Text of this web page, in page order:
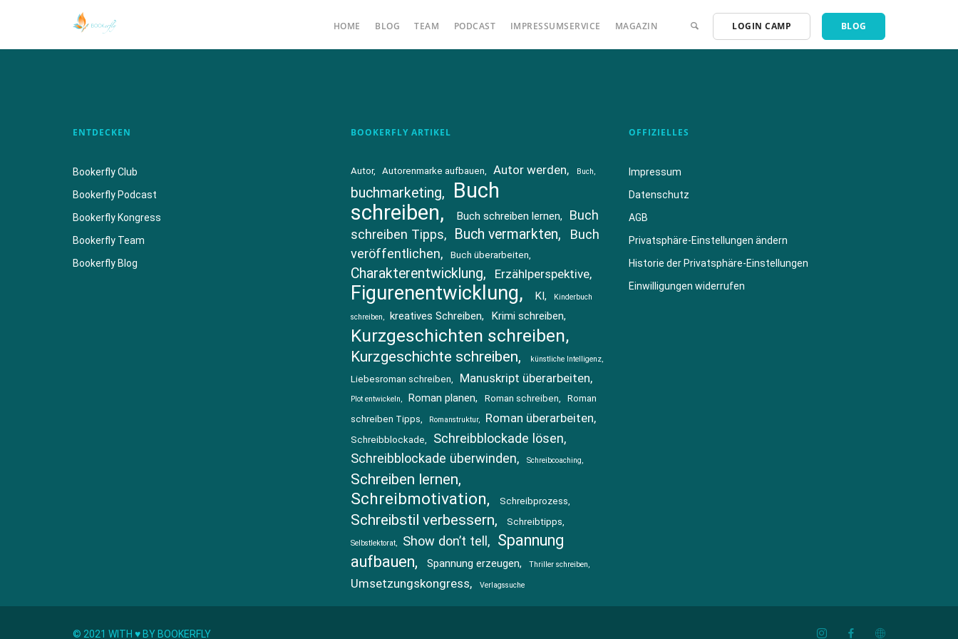
HOME BLOG TEAM PODCAST IMPRESSUMSERVICE MAGAZIN LOGIN CAMP BLOG
ENTDECKEN
Bookerfly Club
Bookerfly Podcast
Bookerfly Kongress
Bookerfly Team
Bookerfly Blog
BOOKERFLY ARTIKEL
Autor Autorenmarke aufbauen Autor werden Buch
buchmarketing
Buch
schreiben
Buch schreiben lernen
Buch
schreiben Tipps
Buch vermarkten
Buch
veröffentlichen
Buch überarbeiten
Charakterentwicklung Erzählperspektive
Figurenentwicklung KI Kinderbuch
schreiben kreatives Schreiben Krimi schreiben
Kurzgeschichten schreiben
Kurzgeschichte schreiben künstliche Intelligenz
Liebesroman schreiben Manuskript überarbeiten
Plot entwickeln Roman planen Roman schreiben
Roman
schreiben Tipps
Romanstruktur Roman überarbeiten
Schreibblockade
Schreibblockade lösen
Schreibblockade überwinden
Schreibcoaching
Schreiben lernen
Schreibmotivation Schreibprozess
Schreibstil verbessern Schreibtipps
Selbstlektorat Show don’t tell
Spannung
aufbauen
Spannung erzeugen Thriller schreiben
Umsetzungskongress Verlagssuche
OFFIZIELLES
Impressum
Datenschutz
AGB
Privatsphäre-Einstellungen ändern
Historie der Privatsphäre-Einstellungen
Einwilligungen widerrufen
© 2021 WITH ♥︎ BY BOOKERFLY